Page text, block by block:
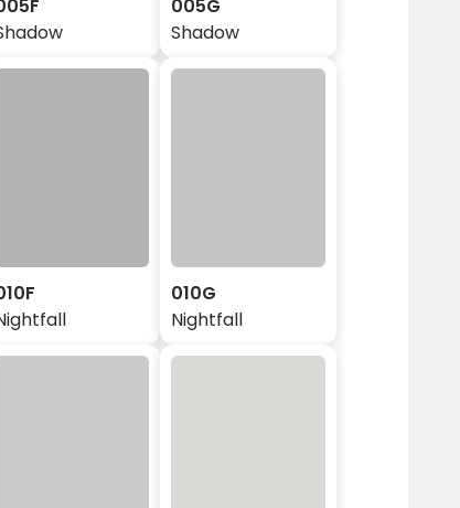
005G
Shadow
010G
Nightfall